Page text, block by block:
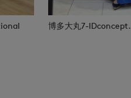
博多大丸7-IDconcept.